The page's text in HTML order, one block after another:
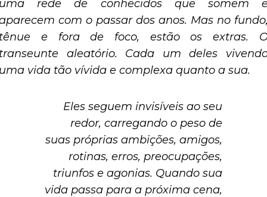
rede de conhecidos que somem
com o passar dos anos. Mas no
e fora de foco, estão os extras.
aleatório. Cada um deles
vida tão vívida e complexa quanto a sua.
Eles seguem invisíveis ao seu
redor, carregando o peso de
suas próprias ambições, amigos,
rotinas, erros, preocupações,
triunfos e agonias. Quando sua
vida passa para a próxima cena,